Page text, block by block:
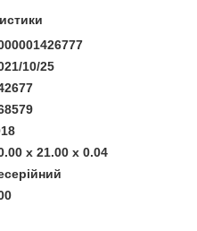
10/25
x 21.00 x 0.04